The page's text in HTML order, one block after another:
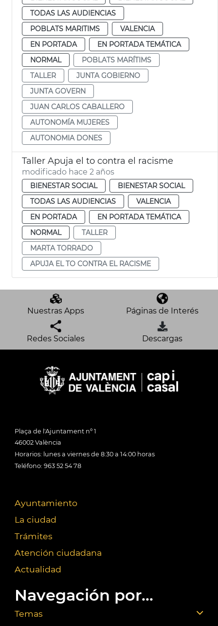
TODAS LAS AUDIENCIAS
POBLATS MARITIMS
VALENCIA
EN PORTADA
EN PORTADA TEMÁTICA
NORMAL
POBLATS MARÍTIMS
TALLER
JUNTA GOBIERNO
JUNTA GOVERN
JUAN CARLOS CABALLERO
AUTONOMÍA MUJERES
AUTONOMIA DONES
Taller Apuja el to contra el racisme
modificado hace 2 años
BIENESTAR SOCIAL
BIENESTAR SOCIAL
TODAS LAS AUDIENCIAS
VALENCIA
EN PORTADA
EN PORTADA TEMÁTICA
NORMAL
TALLER
MARTA TORRADO
APUJA EL TO CONTRA EL RACISME
Nuestras Apps Páginas de Interés
Redes Sociales Descargas
Plaça de l'Ajuntament nº 1
46002 València
Horarios: lunes a viernes de 8:30 a 14:00 horas
Teléfono: 963 52 54 78
Ayuntamiento
La ciudad
Trámites
Atención ciudadana
Actualidad
Navegación por...
Temas